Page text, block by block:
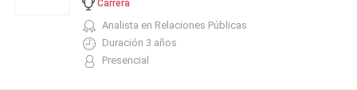
Carrera
Analista en Relaciones Públicas
Duración 3 años
Presencial